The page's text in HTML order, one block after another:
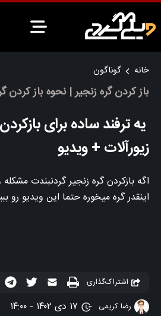
خانه گوناگون
باز کردن گره زنجیر | نحوه باز کردن
یه ترفند ساده برای
زیورآلات + ویدیو
اگه بازکردن گره زنجیر گردنبندت
اینقدر گره میخوره حتما این ویدیو رو
اشتراک‌گذاری
رضا کریمی
۱۷ دی ۱۴۰۲ - ۱۴:۰۰